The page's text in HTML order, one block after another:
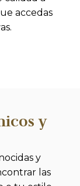
accedas
y
y
las